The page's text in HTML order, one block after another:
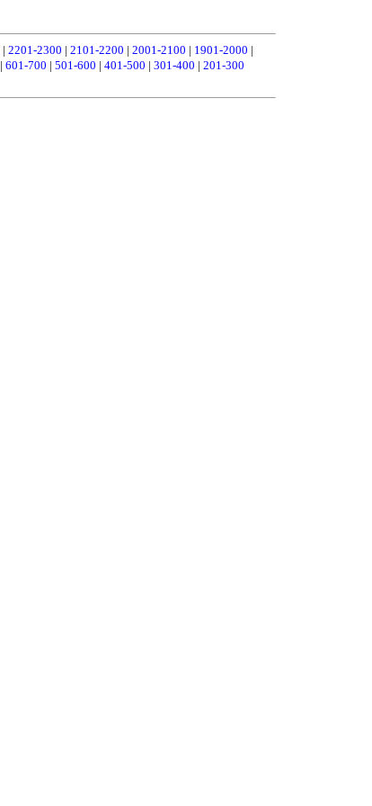
| 2201-2300 | 2101-2200 | 2001-2100 | 1901-2000 |
| 601-700 | 501-600 | 401-500 | 301-400 | 201-300